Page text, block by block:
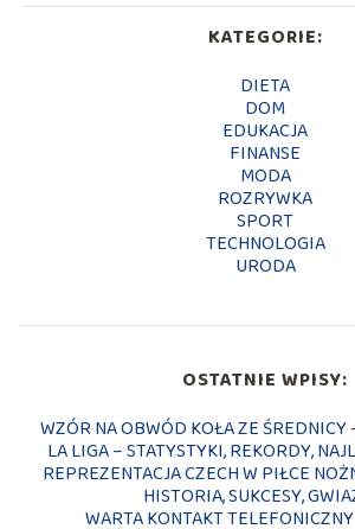
KATEGORIE:
DIETA
DOM
EDUKACJA
FINANSE
MODA
ROZRYWKA
SPORT
TECHNOLOGIA
URODA
OSTATNIE WPISY:
WZÓR NA OBWÓD KOŁA ZE ŚREDNICY
LA LIGA – STATYSTYKI, REKORDY,
REPREZENTACJA CZECH W PIŁCE
HISTORIA, SUKCESY,
WARTA KONTAKT